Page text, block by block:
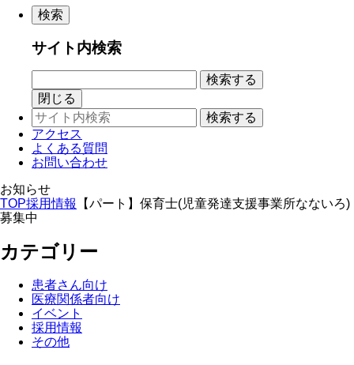
検索
サイト内検索
閉じる
アクセス
よくある質問
お問い合わせ
お知らせ
TOP採用情報
【パート】保育士(児童発達支援事業所なないろ)
募集中
カテゴリー
患者さん向け
医療関係者向け
イベント
採用情報
その他